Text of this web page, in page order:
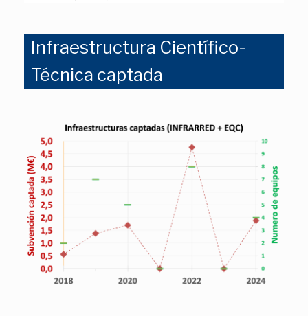
Infraestructura Científico-
Técnica captada